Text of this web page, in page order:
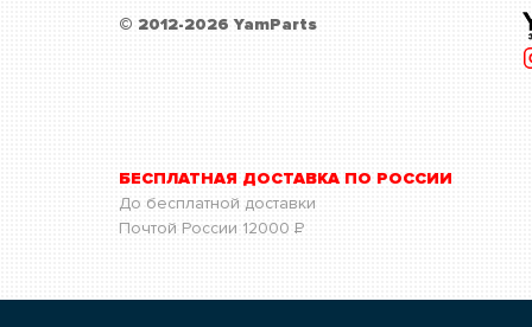
© 2012-2026 YamParts
БЕСПЛАТНАЯ ДОСТАВКА ПО РОССИИ
До бесплатной доставки
Почтой России 12000 Р